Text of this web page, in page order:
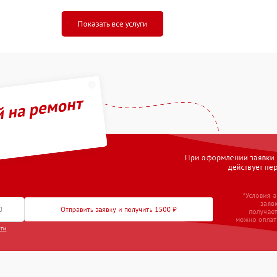
Показать все услуги
ремонт
При оформлении заявки
действует
Отправить заявку и получить 1500 ₽
*Условия
можно